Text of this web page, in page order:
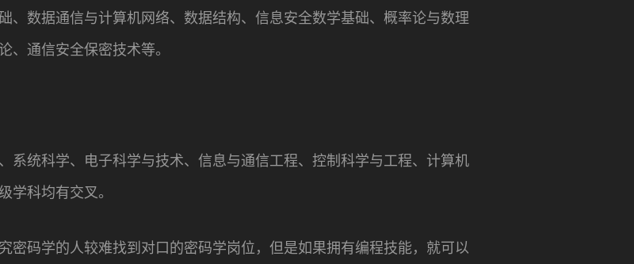
、数据通信与计算机网络、数据结构、信息安全数学基础、概率论与数理
、通信安全保密技术等。
系统科学、电子科学与技术、信息与通信工程、控制科学与工程、计算机
学科均有交叉。
密码学的人较难找到对口的密码学岗位，但是如果拥有编程技能，就可以